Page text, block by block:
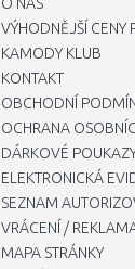
VÝHODNĚJŠÍ CENY
KAMODY KLUB
KONTAKT
OBCHODNÍ
OCHRANA
DÁRKOVÉ
ELEKTRONICKÁ
SEZNAM
VRÁCENÍ /
MAPA STRÁNKY